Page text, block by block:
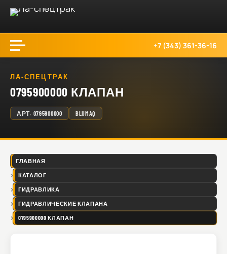
+7 (343) 361-36-16
ЛА-СПЕЦТРАК
0795900000 КЛАПАН
АРТ. 0795900000 BLUMAQ
ГЛАВНАЯ
КАТАЛОГ
ГИДРАВЛИКА
ГИДРАВЛИЧЕСКИЕ КЛАПАНА
0795900000 КЛАПАН